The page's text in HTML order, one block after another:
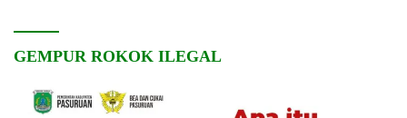
GEMPUR ROKOK ILEGAL